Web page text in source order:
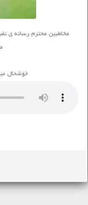
مخاطبین محترم رسانه ی نفیس
خوشحال